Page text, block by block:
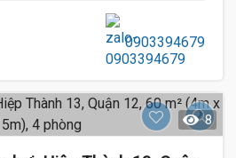
0903394679
8